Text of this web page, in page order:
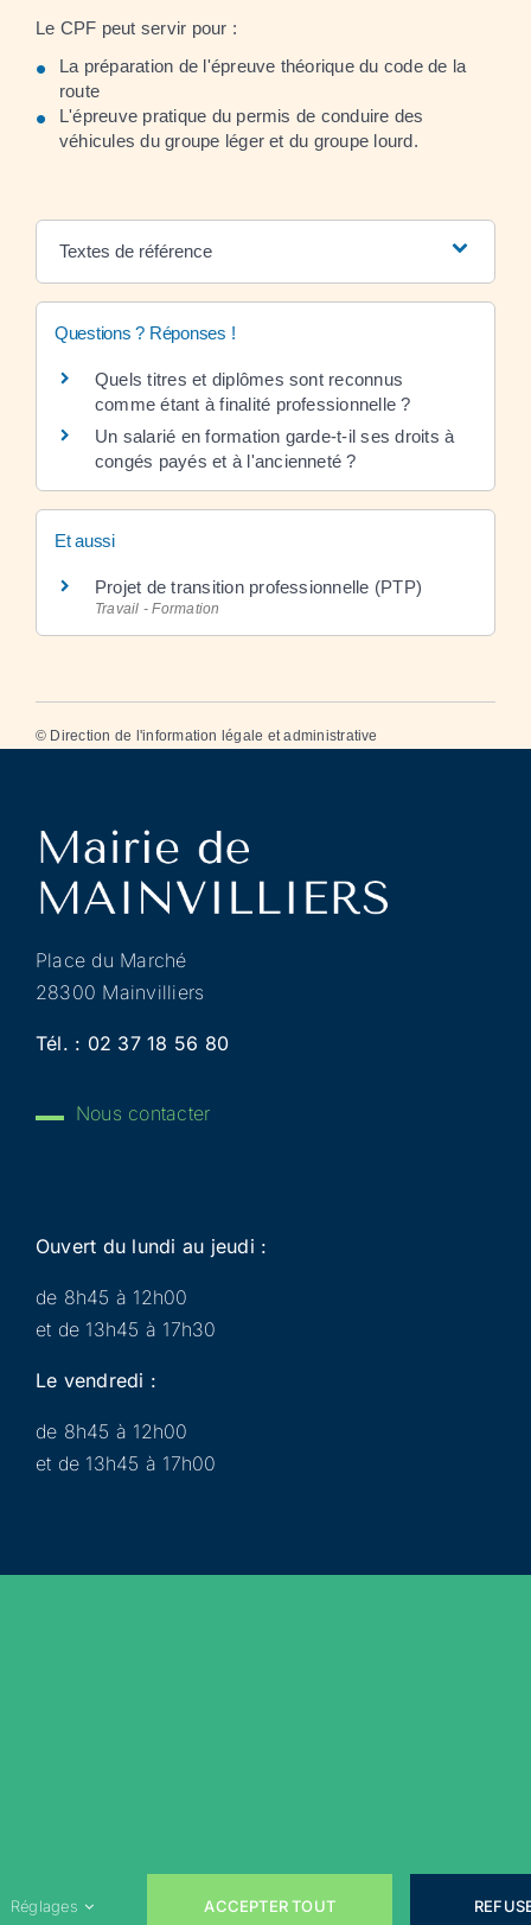
Le CPF peut servir pour :
La préparation de l'épreuve théorique du code de la
route
L'épreuve pratique du permis de conduire des
véhicules du groupe léger et du groupe lourd.
Textes de référence
Questions ? Réponses !
Quels titres et diplômes sont reconnus
comme étant à finalité professionnelle ?
Un salarié en formation garde-t-il ses droits à
congés payés et à l'ancienneté ?
Et aussi
Projet de transition professionnelle (PTP)
Travail - Formation
© Direction de l'information légale et administrative
Place du Marché
28300 Mainvilliers
Tél. : 02 37 18 56 80
Nous contacter
Ouvert du lundi au jeudi :
de 8h45 à 12h00
et de 13h45 à 17h30
Le vendredi :
de 8h45 à 12h00
et de 13h45 à 17h00
Réglages ACCEPTER TOUT